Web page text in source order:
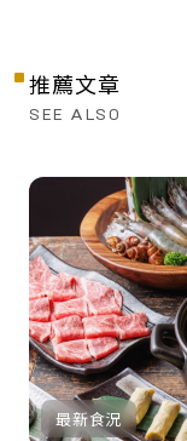
推薦文章
SEE ALSO
最新食況